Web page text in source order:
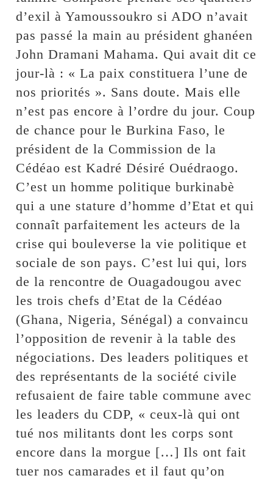
d’exil à Yamoussoukro si ADO n’avait
pas passé la main au président ghanéen
John Dramani Mahama. Qui avait dit ce
jour-là : « La paix constituera l’une de
nos priorités ». Sans doute. Mais elle
n’est pas encore à l’ordre du jour. Coup
de chance pour le Burkina Faso, le
président de la Commission de la
Cédéao est Kadré Désiré Ouédraogo.
C’est un homme politique burkinabè
qui a une stature d’homme d’Etat et qui
connaît parfaitement les acteurs de la
crise qui bouleverse la vie politique et
sociale de son pays. C’est lui qui, lors
de la rencontre de Ouagadougou avec
les trois chefs d’Etat de la Cédéao
(Ghana, Nigeria, Sénégal) a convaincu
l’opposition de revenir à la table des
négociations. Des leaders politiques et
des représentants de la société civile
refusaient de faire table commune avec
les leaders du CDP, « ceux-là qui ont
tué nos militants dont les corps sont
encore dans la morgue […] Ils ont fait
tuer nos camarades et il faut qu’on